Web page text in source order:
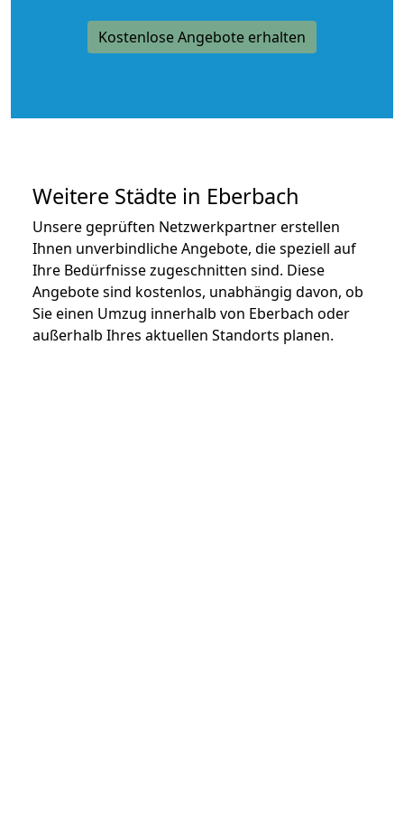
Kostenlose Angebote erhalten
Weitere Städte in Eberbach
Unsere geprüften Netzwerkpartner erstellen
Ihnen unverbindliche Angebote, die speziell auf
Ihre Bedürfnisse zugeschnitten sind. Diese
Angebote sind kostenlos, unabhängig davon, ob
Sie einen Umzug innerhalb von Eberbach oder
außerhalb Ihres aktuellen Standorts planen.